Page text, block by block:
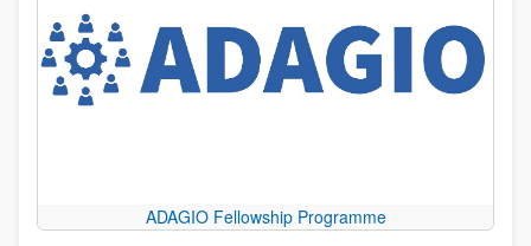
ADAGIO Fellowship Programme